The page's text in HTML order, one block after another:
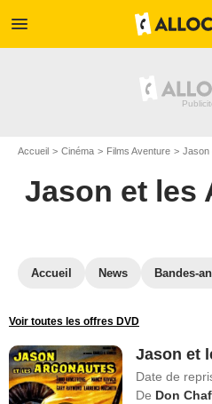
menu
Accueil Cinéma Films Aventure Jason
Jason et les
Accueil News Bandes-
Voir toutes les offres DVD
Jason et
Date de
De Don